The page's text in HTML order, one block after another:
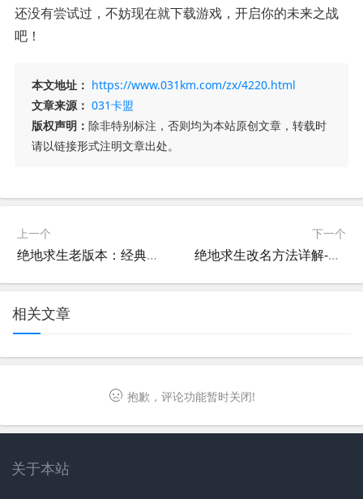
还没有尝试过，不妨现在就下载游戏，开启你的未来之战
吧！
本文地址： https://www.031km.com/zx/4220.html
文章来源： 031卡盟
版权声明： 除非特别标注，否则均为本站原创文章，转载时
请以链接形式注明文章出处。
上一个
绝地求生老版本：经典回忆与怀旧体验-绝地求生老版本下载与玩法解析
下一个
绝地求生改名方法详解-绝地求生如何修改角色名字及注意事项
相关文章
抱歉，评论功能暂时关闭!
关于本站